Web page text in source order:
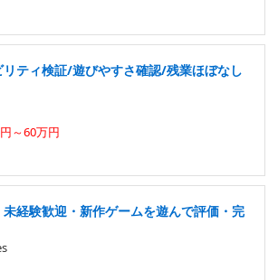
ティ検証/遊びやすさ確認/残業ほぼなし
～60万円
経験歓迎・新作ゲームを遊んで評価・完